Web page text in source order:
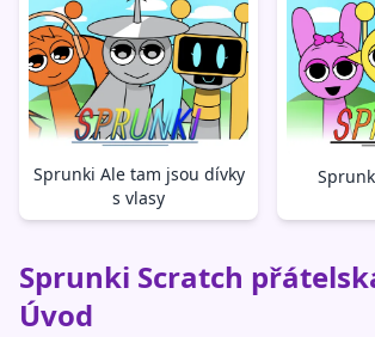
Sprunki Ale tam jsou dívky
s vlasy
Sprunki Scratch
Úvod